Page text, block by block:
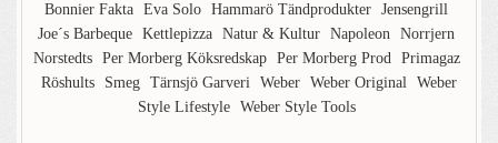
Bonnier Fakta Eva Solo Hammarö Tändprodukter Jensengrill
Joe´s Barbeque Kettlepizza Natur & Kultur Napoleon Norrjern
Norstedts Per Morberg Köksredskap Per Morberg Prod Primagaz
Röshults
Smeg Tärnsjö Garveri Weber Weber Original Weber
Style Lifestyle Weber Style Tools